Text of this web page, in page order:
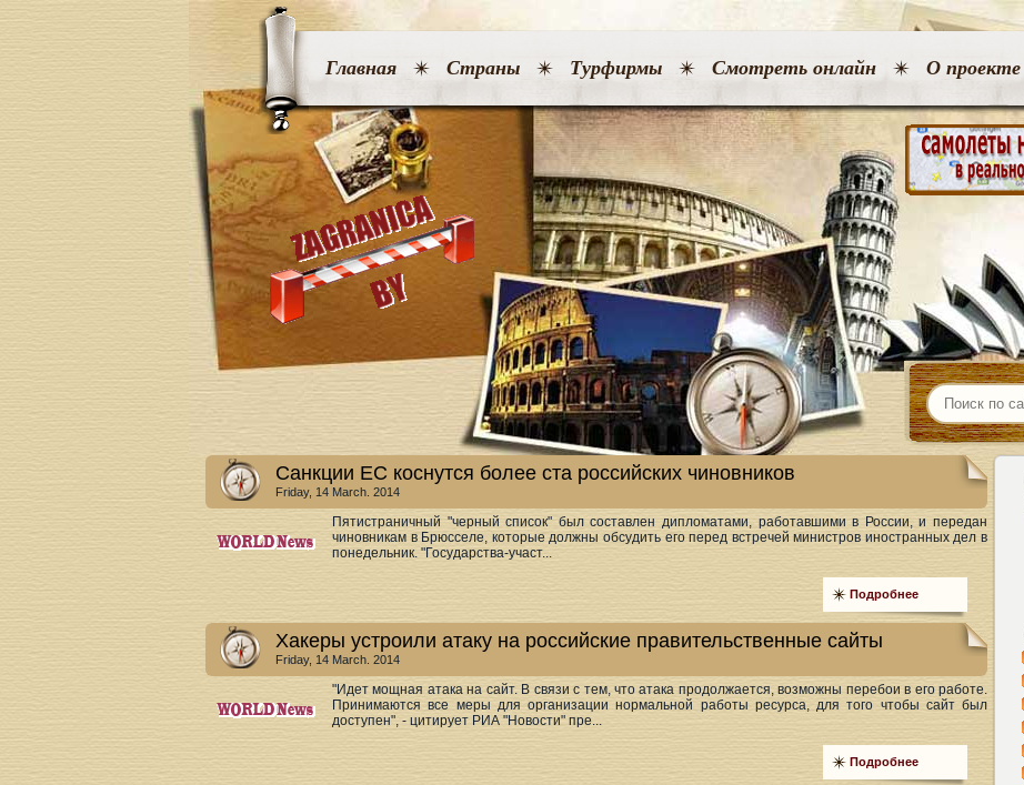
Главная Страны Турфирмы Смотреть онлайн О проекте
Санкции ЕС коснутся более ста российских чиновников
Friday, 14 March. 2014
Пятистраничный "черный список" был составлен дипломатами, работавшими в России, и передан
чиновникам в Брюсселе, которые должны обсудить его перед встречей министров иностранных дел в
понедельник. "Государства-участ...
Подробнее
Хакеры устроили атаку на российские правительственные сайты
Friday, 14 March. 2014
"Идет мощная атака на сайт. В связи с тем, что атака продолжается, возможны перебои в его работе.
Принимаются все меры для организации нормальной работы ресурса, для того чтобы сайт был
доступен", - цитирует РИА "Новости" пре...
Подробнее